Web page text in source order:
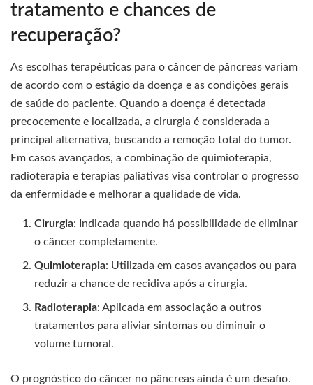
tratamento e chances de
recuperação?
As escolhas terapêuticas para o câncer de pâncreas variam
de acordo com o estágio da doença e as condições gerais
de saúde do paciente. Quando a doença é detectada
precocemente e localizada, a cirurgia é considerada a
principal alternativa, buscando a remoção total do tumor.
Em casos avançados, a combinação de quimioterapia,
radioterapia e terapias paliativas visa controlar o progresso
da enfermidade e melhorar a qualidade de vida.
Cirurgia: Indicada quando há possibilidade de eliminar
o câncer completamente.
Quimioterapia: Utilizada em casos avançados ou para
reduzir a chance de recidiva após a cirurgia.
Radioterapia: Aplicada em associação a outros
tratamentos para aliviar sintomas ou diminuir o
volume tumoral.
O prognóstico do câncer no pâncreas ainda é um desafio.